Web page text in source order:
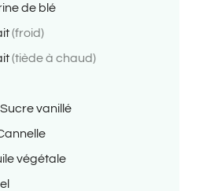
de blé
(froid)
(tiède à chaud)
Sucre vanillé
végétale